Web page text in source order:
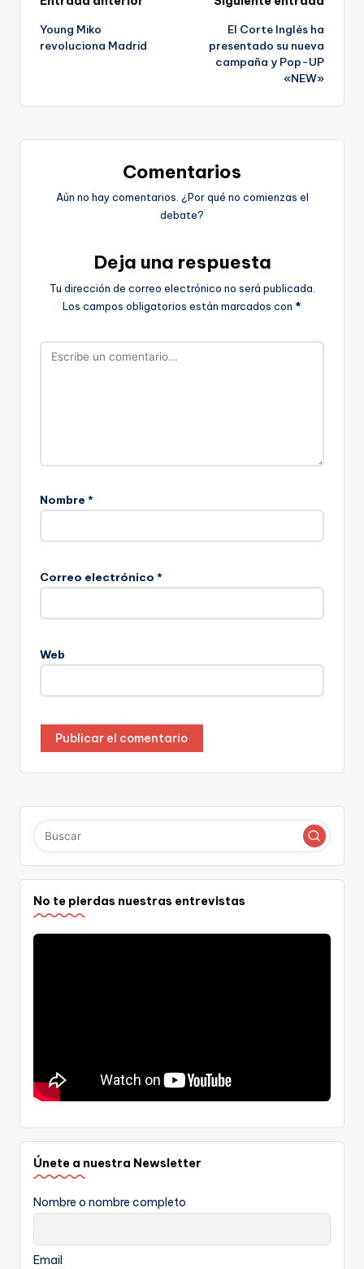
Navegación
de
Young Miko
revoluciona Madrid
El Corte Inglés ha
presentado su nueva
campaña y Pop-UP
«NEW»
Comentarios
Aún no hay comentarios. ¿Por qué no comienzas el
debate?
Deja una respuesta
Tu dirección de correo electrónico no será publicada.
Los campos obligatorios están marcados con *
Nombre *
Correo electrónico *
Web
No te pierdas nuestras entrevistas
Únete a nuestra Newsletter
Nombre o nombre completo
Email